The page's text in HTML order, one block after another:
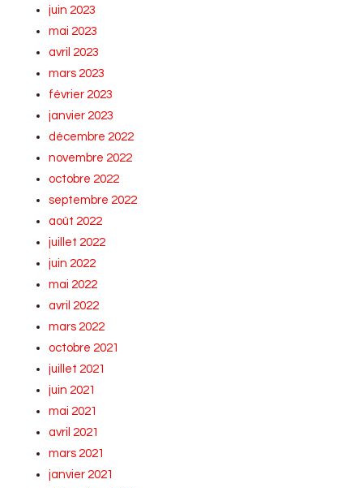
juin 2023
mai 2023
avril 2023
mars 2023
février 2023
janvier 2023
décembre 2022
novembre 2022
octobre 2022
septembre 2022
août 2022
juillet 2022
juin 2022
mai 2022
avril 2022
mars 2022
octobre 2021
juillet 2021
juin 2021
mai 2021
avril 2021
mars 2021
janvier 2021